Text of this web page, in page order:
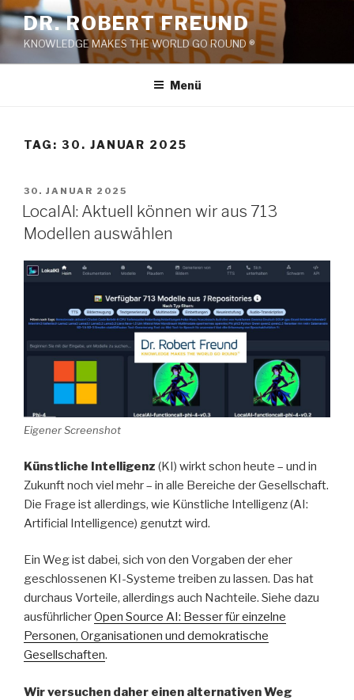
Zum
Inhalt
springen
DR. ROBERT FREUND
KNOWLEDGE MAKES THE WORLD GO ROUND ®
Menü
TAG: 30. JANUAR 2025
VERÖFFENTLICHT
AM
30. JANUAR 2025
LocalAI: Aktuell können wir aus 713
Modellen auswählen
Eigener Screenshot
Künstliche Intelligenz (KI) wirkt schon heute – und in
Zukunft noch viel mehr – in alle Bereiche der Gesellschaft.
Die Frage ist allerdings, wie Künstliche Intelligenz (AI:
Artificial Intelligence) genutzt wird.
Ein Weg ist dabei, sich von den Vorgaben der eher
geschlossenen KI-Systeme treiben zu lassen. Das hat
durchaus Vorteile, allerdings auch Nachteile. Siehe dazu
ausführlicherOpen Source AI: Besser für einzelne
Personen, Organisationen und demokratische
Gesellschaften.
Wir versuchen daher einen alternativen Weg